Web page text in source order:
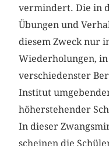
vermindert. Die in
Übungen und
diesem Zweck nur
Wiederholungen,
verschiedenster
Institut
höherstehender
In dieser
scheinen die